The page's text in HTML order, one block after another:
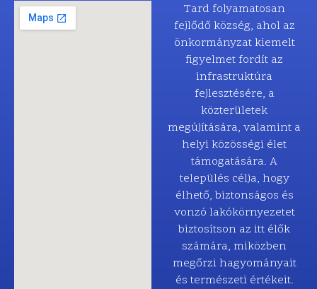
Tard folyamatosan
fejlődő község, ahol az
önkormányzat kiemelt
figyelmet fordít az
infrastruktúra
fejlesztésére, a
közterületek
megújítására, valamint a
helyi közösségi élet
támogatására. A
település célja, hogy
élhető, biztonságos és
vonzó lakókörnyezetet
biztosítson az itt élők
számára, miközben
megőrzi hagyományait
és természeti értékeit.